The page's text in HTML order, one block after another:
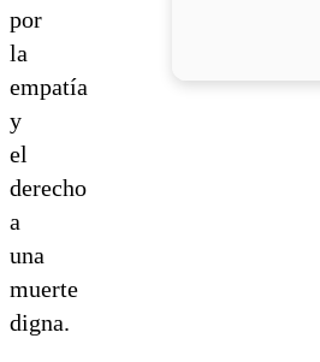
por
la
empatía
y
el
derecho
a
una
muerte
digna.